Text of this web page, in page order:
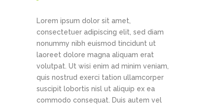
Lorem ipsum dolor sit amet,
consectetuer adipiscing elit, sed diam
nonummy nibh euismod tincidunt ut
laoreet dolore magna aliquam erat
volutpat. Ut wisi enim ad minim veniam,
quis nostrud exerci tation ullamcorper
suscipit lobortis nisl ut aliquip ex ea
commodo consequat. Duis autem vel